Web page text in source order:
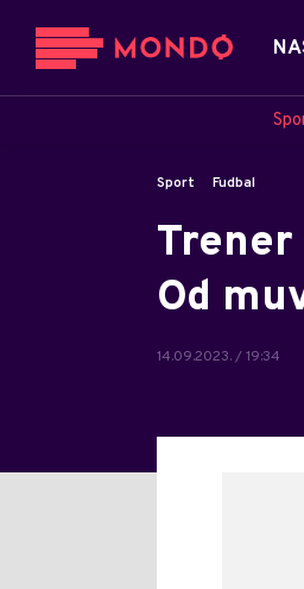
Sport Fudbal
Od
14.09.2023. / 19:34